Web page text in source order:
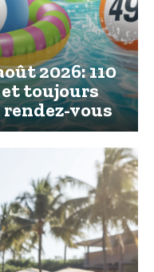
2026: 110
et toujours
vous